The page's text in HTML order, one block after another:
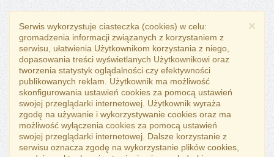
×
Serwis wykorzystuje ciasteczka (cookies) w celu:
gromadzenia informacji związanych z korzystaniem z
serwisu, ułatwienia Użytkownikom korzystania z niego,
dopasowania treści wyświetlanych Użytkownikowi oraz
tworzenia statystyk oglądalności czy efektywności
publikowanych reklam. Użytkownik ma możliwość
skonfigurowania ustawień cookies za pomocą ustawień
swojej przeglądarki internetowej. Użytkownik wyraża
zgodę na używanie i wykorzystywanie cookies oraz ma
możliwość wyłączenia cookies za pomocą ustawień
swojej przeglądarki internetowej. Dalsze korzystanie z
serwisu oznacza zgodę na wykorzystanie plików cookies,